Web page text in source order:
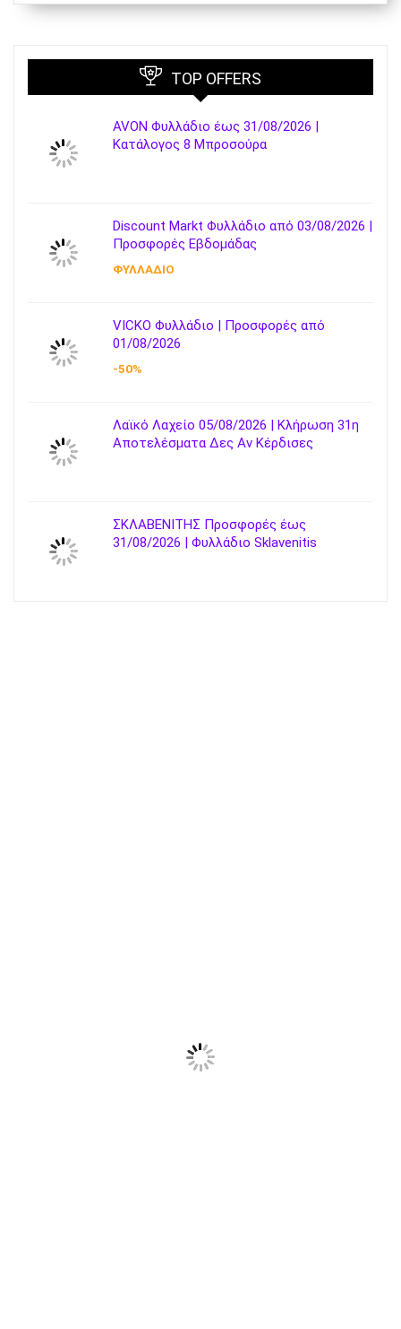
TOP OFFERS
AVON Φυλλάδιο έως 31/08/2026 |
Κατάλογος 8 Μπροσούρα
Discount Markt Φυλλάδιο από 03/08/2026 |
Προσφορές Εβδομάδας
ΦΥΛΛΑΔΙΟ
VICKO Φυλλάδιο | Προσφορές από
01/08/2026
-50%
Λαϊκό Λαχείο 05/08/2026 | Κλήρωση 31η
Αποτελέσματα Δες Αν Κέρδισες
ΣΚΛΑΒΕΝΙΤΗΣ Προσφορές έως
31/08/2026 | Φυλλάδιο Sklavenitis